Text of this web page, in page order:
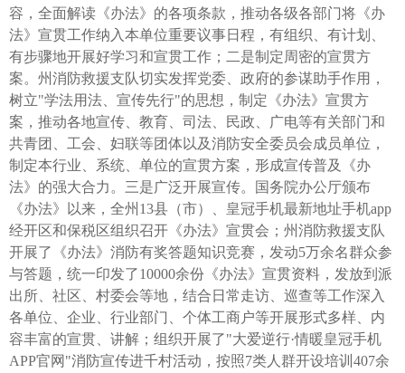
容，全面解读《办法》的各项条款，推动各级各部门将《办
法》宣贯工作纳入本单位重要议事日程，有组织、有计划、
有步骤地开展好学习和宣贯工作；二是制定周密的宣贯方
案。州消防救援支队切实发挥党委、政府的参谋助手作用，
树立"学法用法、宣传先行"的思想，制定《办法》宣贯方
案，推动各地宣传、教育、司法、民政、广电等有关部门和
共青团、工会、妇联等团体以及消防安全委员会成员单位，
制定本行业、系统、单位的宣贯方案，形成宣传普及《办
法》的强大合力。三是广泛开展宣传。国务院办公厅颁布
《办法》以来，全州13县（市）、皇冠手机最新地址手机app
经开区和保税区组织召开《办法》宣贯会；州消防救援支队
开展了《办法》消防有奖答题知识竞赛，发动5万余名群众参
与答题，统一印发了10000余份《办法》宣贯资料，发放到派
出所、社区、村委会等地，结合日常走访、巡查等工作深入
各单位、企业、行业部门、个体工商户等开展形式多样、内
容丰富的宣贯、讲解；组织开展了"大爱逆行·情暖皇冠手机
APP官网"消防宣传进千村活动，按照7类人群开设培训407余